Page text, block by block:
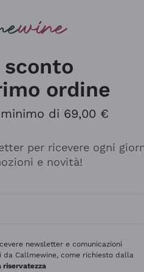
sono alternative che
sconto
ordine
di 69,00 €
per ricevere ogni
e novità!
newsletter e comunicazioni
da Callmewine, come richiesto dalla
riservatezza